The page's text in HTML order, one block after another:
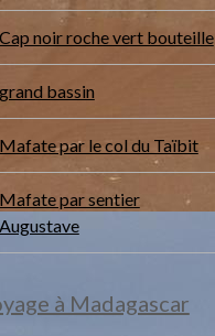
Cap noir roche vert bouteille
grand bassin
Mafate par le col du Taïbit
Mafate par sentier
Augustave
à Madagascar